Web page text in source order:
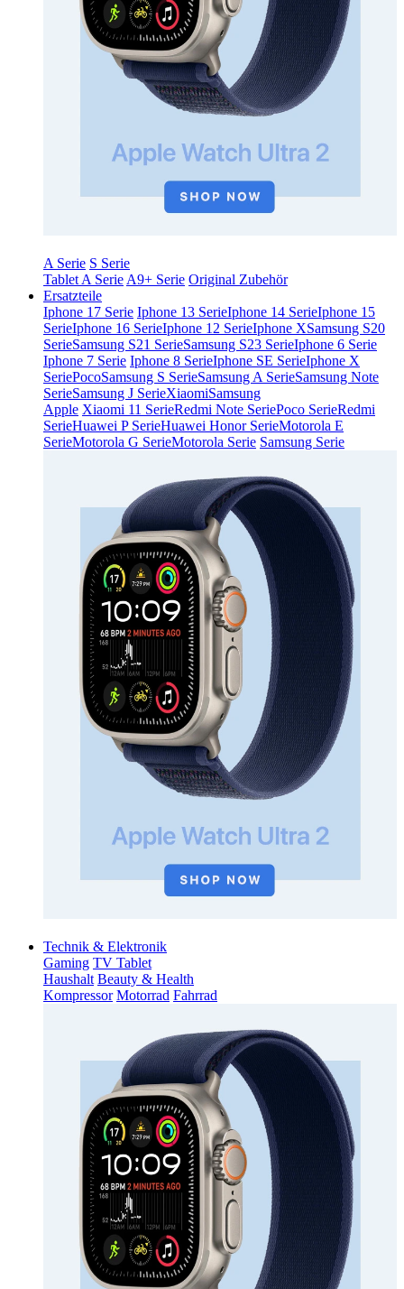
A Serie S Serie
Tablet A Serie A9+ Serie Original Zubehör
Ersatzteile
Iphone 17 Serie Iphone 13 SerieIphone 14 SerieIphone 15
SerieIphone 16 SerieIphone 12 SerieIphone XSamsung S20
SerieSamsung S21 SerieSamsung S23 SerieIphone 6 Serie
Iphone 7 Serie Iphone 8 SerieIphone SE SerieIphone X
SeriePocoSamsung S SerieSamsung A SerieSamsung Note
SerieSamsung J SerieXiaomiSamsung
Apple Xiaomi 11 SerieRedmi Note SeriePoco SerieRedmi
SerieHuawei P SerieHuawei Honor SerieMotorola E
SerieMotorola G SerieMotorola Serie Samsung Serie
Technik & Elektronik
Gaming TV Tablet
Haushalt Beauty & Health
Kompressor Motorrad Fahrrad